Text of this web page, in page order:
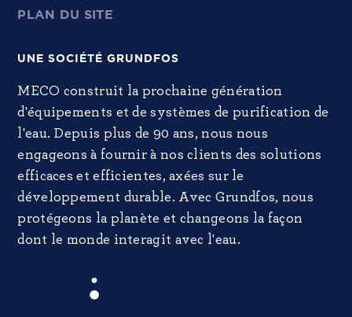
PLAN DU SITE
UNE SOCIÉTÉ GRUNDFOS
MECO construit la prochaine génération
d'équipements et de systèmes de purification de
l'eau. Depuis plus de 90 ans, nous nous
engageons à fournir à nos clients des solutions
efficaces et efficientes, axées sur le
développement durable. Avec Grundfos, nous
protégeons la planète et changeons la façon
dont le monde interagit avec l'eau.